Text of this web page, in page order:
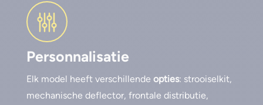
Personnalisatie
Elk model heeft verschillende opties: strooiselkit,
mechanische deflector, frontale distributie,